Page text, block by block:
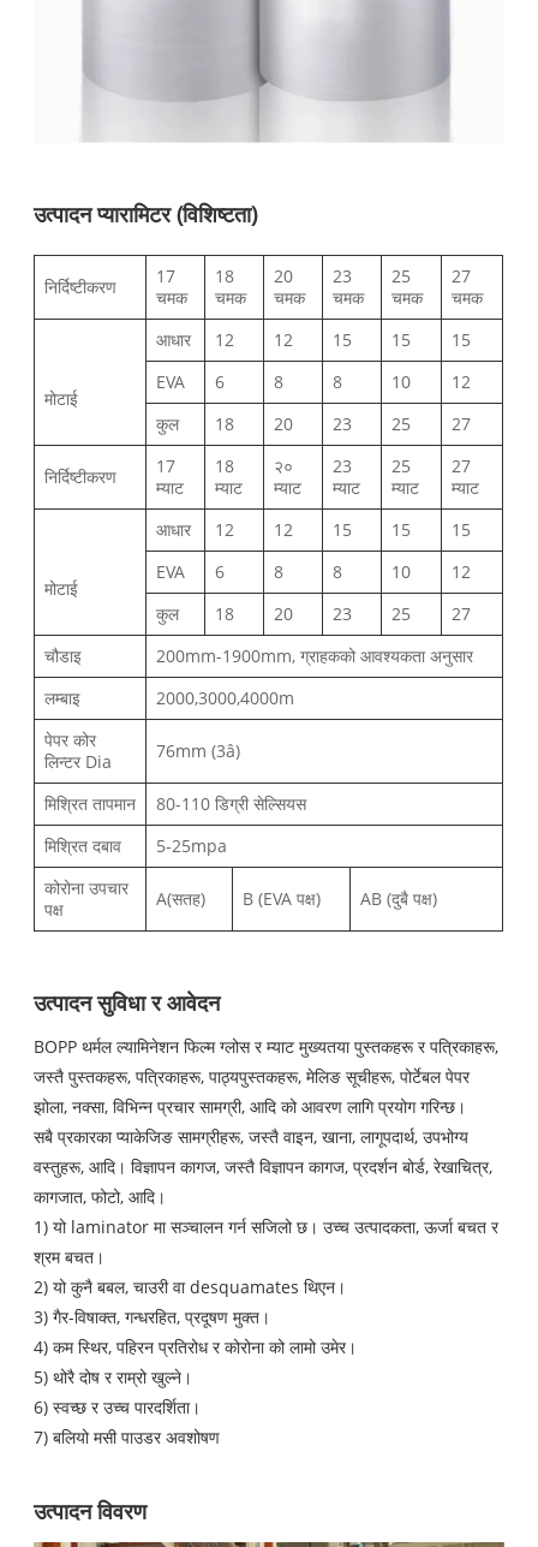
उत्पादन प्यारामिटर (विशिष्टता)
निर्दिष्टीकरण
17
चमक
18
चमक
20
चमक
23
चमक
25
चमक
27
चमक
मोटाई
आधार 12 12 15 15
15
EVA
6 8 8 10
12
कुल
18 20 23 25 27
निर्दिष्टीकरण
17
म्याट
18
म्याट
२०
म्याट
23
म्याट
25
म्याट
27
म्याट
मोटाई
आधार 12 12 15 15
15
EVA
6 8 8 10
12
कुल
18 20 23 25
27
चौडाइ
200mm-1900mm, ग्राहकको आवश्यकता अनुसार
लम्बाइ
2000,3000,4000m
पेपर कोर
लिन्टर Dia
76mm (3â)
मिश्रित तापमान
80-110 डिग्री सेल्सियस
मिश्रित दबाव
5-25mpa
कोरोना उपचार
पक्ष
A(सतह) B (EVA पक्ष) AB (दुबै पक्ष)
उत्पादन सुविधा र आवेदन
BOPP थर्मल ल्यामिनेशन फिल्म ग्लोस र म्याट मुख्यतया पुस्तकहरू र पत्रिकाहरू,
जस्तै पुस्तकहरू, पत्रिकाहरू, पाठ्यपुस्तकहरू, मेलिङ सूचीहरू, पोर्टेबल पेपर
झोला, नक्सा, विभिन्न प्रचार सामग्री, आदि को आवरण लागि प्रयोग गरिन्छ।
सबै प्रकारका प्याकेजिङ सामग्रीहरू, जस्तै वाइन, खाना, लागूपदार्थ, उपभोग्य
वस्तुहरू, आदि। विज्ञापन कागज, जस्तै विज्ञापन कागज, प्रदर्शन बोर्ड, रेखाचित्र,
कागजात, फोटो, आदि।
1) यो laminator मा सञ्चालन गर्न सजिलो छ। उच्च उत्पादकता, ऊर्जा बचत र
श्रम बचत।
2) यो कुनै बबल, चाउरी वा desquamates थिएन।
3) गैर-विषाक्त, गन्धरहित, प्रदूषण मुक्त।
4) कम स्थिर, पहिरन प्रतिरोध र कोरोना को लामो उमेर।
5) थोरै दोष र राम्रो खुल्ने।
6) स्वच्छ र उच्च पारदर्शिता।
7) बलियो मसी पाउडर अवशोषण
उत्पादन विवरण